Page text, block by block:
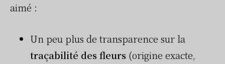
aimé :
Un peu plus de transparence sur la
traçabilité des fleurs (origine exacte,